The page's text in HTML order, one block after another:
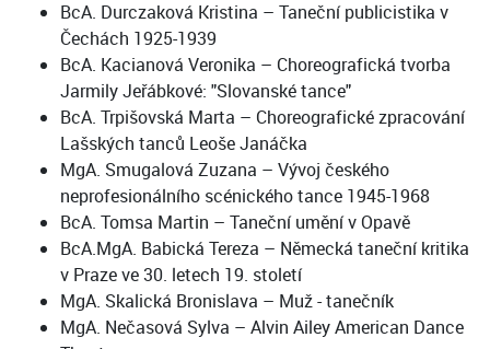
BcA. Durczaková Kristina – Taneční publicistika v
Čechách 1925-1939
BcA. Kacianová Veronika – Choreografická tvorba
Jarmily Jeřábkové: "Slovanské tance"
BcA. Trpišovská Marta – Choreografické zpracování
Lašských tanců Leoše Janáčka
MgA. Smugalová Zuzana – Vývoj českého
neprofesionálního scénického tance 1945-1968
BcA. Tomsa Martin – Taneční umění v Opavě
BcA.MgA. Babická Tereza – Německá taneční kritika
v Praze ve 30. letech 19. století
MgA. Skalická Bronislava – Muž - tanečník
MgA. Nečasová Sylva – Alvin Ailey American Dance